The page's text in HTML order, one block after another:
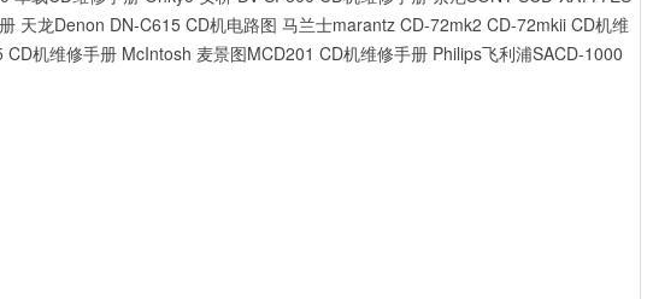
天龙Denon DN-C615 CD机电路图 马兰士marantz CD-72mk2 CD-72mkii CD机维
CD机维修手册 McIntosh 麦景图MCD201 CD机维修手册 Philips飞利浦SACD-1000